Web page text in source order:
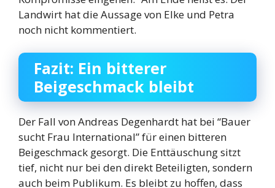
Landwirt hat die Aussage von Elke und Petra
noch nicht kommentiert.
Fazit: Ein bitterer
Beigeschmack bleibt
Der Fall von Andreas Degenhardt hat bei “Bauer
sucht Frau International” für einen bitteren
Beigeschmack gesorgt. Die Enttäuschung sitzt
tief, nicht nur bei den direkt Beteiligten, sondern
auch beim Publikum. Es bleibt zu hoffen, dass